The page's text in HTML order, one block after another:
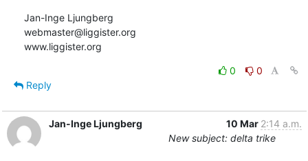
Jan-Inge Ljungberg
webmaster@liggister.org
www.liggister.org
0
0
Reply
Jan-Inge Ljungberg 10 Mar 2:14 a.m.
New subject: delta trike